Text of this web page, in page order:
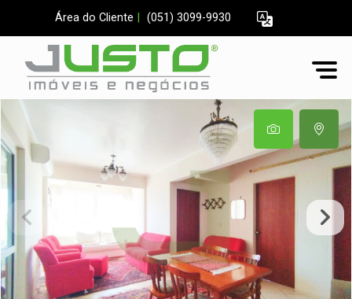
Área do Cliente (051) 3099-9930